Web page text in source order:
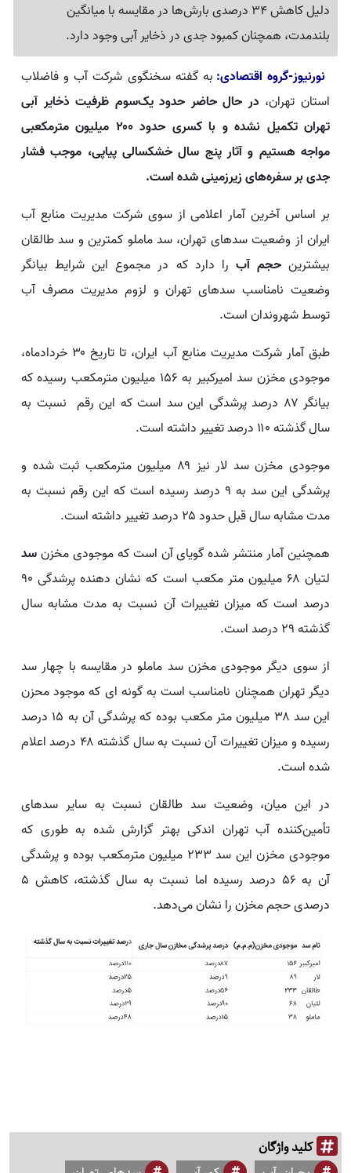
دلیل کاهش 34 درصدی بارش‌ها در مقایسه با میانگین
بلندمدت، همچنان کمبود جدی در ذخایر آبی وجود دارد.
نورنیوز-گروه اقتصادی: به گفته سخنگوی شرکت آب و فاضلاب
استان تهران، در حال حاضر حدود یک‌سوم ظرفیت ذخایر آبی
تهران تکمیل نشده و با کسری حدود ۲۰۰ میلیون مترمکعبی
مواجه هستیم و آثار پنج سال خشکسالی پیاپی، موجب فشار
جدی بر سفره‌های زیرزمینی شده است.
بر اساس آخرین آمار اعلامی از سوی شرکت مدیریت منابع آب
ایران از وضعیت سدهای تهران، سد ماملو کمترین و سد طالقان
بیشترینحجم آب را دارد که در مجموع این شرایط بیانگر
وضعیت نامناسب سدهای تهران و لزوم مدیریت مصرف آب
توسط شهروندان است.
طبق آمار شرکت مدیریت منابع آب ایران، تا تاریخ ۳۰ خردادماه،
موجودی مخزن سد امیرکبیر به ۱۵۶ میلیون مترمکعب رسیده که
بیانگر ۸۷ درصد پرشدگی این سد است که این رقم نسبت به
سال گذشته ۱۱۰ درصد تغییر داشته است.
موجودی مخزن سد لار نیز ۸۹ میلیون مترمکعب ثبت شده و
پرشدگی این سد به ۹ درصد رسیده است که این رقم نسبت به
مدت مشابه سال قبل حدود ۲۵ درصد تغییر داشته است.
همچنین آمار منتشر شده گویای آن است که موجودی مخزنسد
لتیان ۶۸ میلیون متر مکعب است که نشان دهنده پرشدگی ۹۰
درصد است که میزان تغییرات آن نسبت به مدت مشابه سال
گذشته ۲۹ درصد است.
از سوی دیگر موجودی مخزن سد ماملو در مقایسه با چهار سد
دیگر تهران همچنان نامناسب است به گونه ای که موجود محزن
این سد ۳۸ میلیون متر مکعب بوده که پرشدگی آن به ۱۵ درصد
رسیده و میزان تغییرات آن نسبت به سال گذشته ۴۸ درصد اعلام
شده است.
در این میان، وضعیت سد طالقان نسبت به سایر سدهای
تأمین‌کننده آب تهران اندکی بهتر گزارش شده به طوری که
موجودی مخزن این سد ۲۳۳ میلیون مترمکعب بوده و پرشدگی
آن به ۵۶ درصد رسیده اما نسبت به سال گذشته، کاهش ۵
درصدی حجم مخزن را نشان می‌دهد.
کلید واژگان